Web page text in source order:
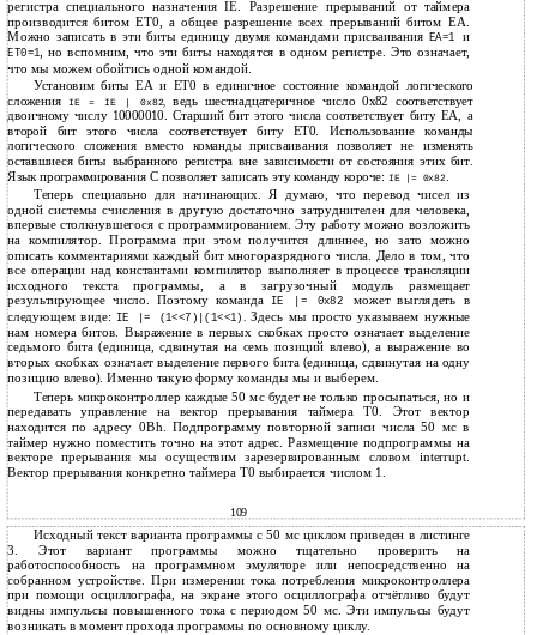
регистра специального назначения IE. Разрешение прерываний от таймера
производится битом ET0, а общее разрешение всех прерываний битом EA.
Можно записать в эти биты единицу двумя командами присваивания EA=1и
ET0=1, но вспомним, что эти биты находятся в одном регистре. Это означает,
что мы можем обойтись одной командой.
Установим биты EA и ET0 в единичное состояние командой логического
сложения
IE = IE | 0x82 ,ведь шестнадцатеричное число 0x82 соответствует
двоичному числу 10000010. Старший бит этого числа соответствует биту EA, а
второй бит этого числа соответствует биту ET0. Использование команды
логического сложения вместо команды присваивания позволяет не изменять
оставшиеся биты выбранного регистра вне зависимости от состояния этих бит.
Язык программирования C позволяет записать эту команду короче: IE |= 0x82
Теперь специально для начинающих. Я думаю, что перевод чисел из
одной системы счисления в другую достаточно затруднителен для человека,
впервые столкнувшегося с программированием. Эту работу можно возложить
на компилятор. Программа при этом получится длиннее, но зато можно
описать комментариями каждый бит многоразрядного числа. Дело в том, что
все операции над константами компилятор выполняет в процессе трансляции
исходного текста программы, а в загрузочный модуль размещает
результирующее число. Поэтому команда IE |= 0x82 может выглядеть в
следующем виде: IE |= (1<<7)|(1<<1) .Здесь мы просто указываем нужные
нам номера битов. Выражение в первых скобках просто означает выделение
седьмого бита (единица, сдвинутая на семь позиций влево), а выражение во
вторых скобках означает выделение первого бита (единица, сдвинутая на одну
позицию влево). Именно такую форму команды мы и выберем.
Теперь микроконтроллер каждые 50 мс будет не только просыпаться, но и
передавать управление на вектор прерывания таймера T0. Этот вектор
находится по адресу 0Bh. Подпрограмму повторной записи числа 50 мс в
таймер нужно поместить точно на этот адрес. Размещение подпрограммы на
векторе прерывания мы осуществим зарезервированным словом interrupt.
Вектор прерывания конкретно таймера T0 выбирается числом 1.
109
Исходный текст варианта программы с 50 мс циклом приведен в листинге
3. Этот вариант программы можно тщательно проверить на
работоспособность на программном эмуляторе или непосредственно на
собранном устройстве. При измерении тока потребления микроконтроллера
при помощи осциллографа, на экране этого осциллографа отчётливо будут
видны импульсы повышенного тока с периодом 50 мс. Эти импульсы будут
возникать в момент прохода программы по основному циклу.